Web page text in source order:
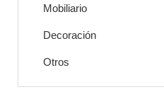
Mobiliario
Decoración
Otros